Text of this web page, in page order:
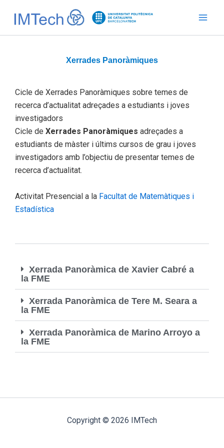
Xerrades Panoràmiques
Cicle de Xerrades Panoràmiques sobre temes de
recerca d’actualitat adreçades a estudiants i joves
investigadors
Cicle de Xerrades Panoràmiques adreçades a
estudiants de màster i últims cursos de grau i joves
investigadors amb l’objectiu de presentar temes de
recerca d’actualitat.
Activitat Presencial a la Facultat de Matemàtiques i
Estadística
Xerrada Panoràmica de Xavier Cabré a
la FME
Xerrada Panoràmica de Tere M. Seara a
la FME
Xerrada Panoràmica de Marino Arroyo a
la FME
Copyright © 2026 IMTech